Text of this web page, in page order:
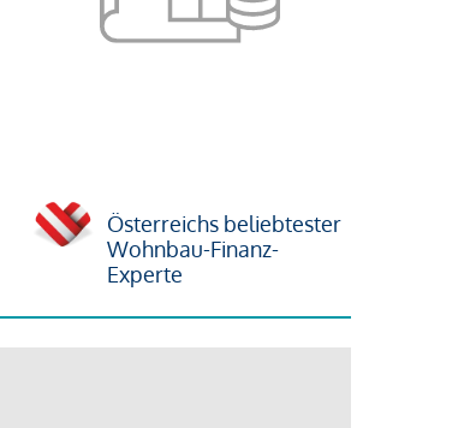
Österreichs beliebtester
Wohnbau-Finanz-
Experte